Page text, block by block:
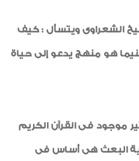
طبيب الاسرة
خواطر ايمانية
الشعراوى ويتسأل : كيف
بنيما هو منهج يدعو إلى حياة
موجود فى القرآن الكريم
البعث هى أساس فى